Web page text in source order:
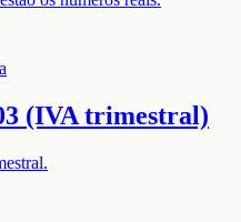
(IVA trimestral)